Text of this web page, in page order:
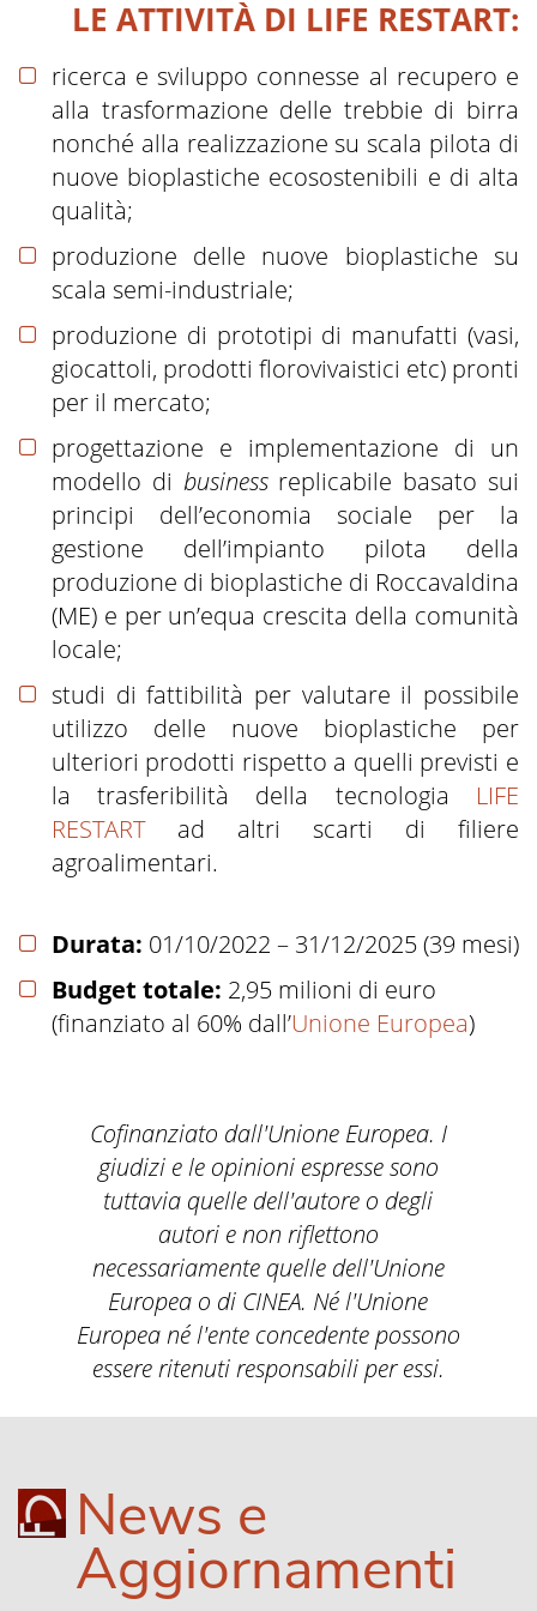
LE ATTIVITÀ DI LIFE RESTART:
ricerca e sviluppo connesse al recupero e
alla trasformazione delle trebbie di birra
nonché alla realizzazione su scala pilota di
nuove bioplastiche ecosostenibili e di alta
qualità;
produzione delle nuove bioplastiche su
scala semi-industriale;
produzione di prototipi di manufatti (vasi,
giocattoli, prodotti florovivaistici etc) pronti
per il mercato;
progettazione e implementazione di un
modello di businessreplicabile basato sui
principi dell’economia sociale per la
gestione dell’impianto pilota della
produzione di bioplastiche di Roccavaldina
(ME) e per un’equa crescita della comunità
locale;
studi di fattibilità per valutare il possibile
utilizzo delle nuove bioplastiche per
ulteriori prodotti rispetto a quelli previsti e
la trasferibilità della tecnologia LIFE
RESTARTad altri scarti di filiere
agroalimentari.
Durata: 01/10/2022 – 31/12/2025 (39 mesi)
Budget totale: 2,95 milioni di euro
(finanziato al 60% dall’Unione Europea)
Cofinanziato dall'Unione Europea. I
giudizi e le opinioni espresse sono
tuttavia quelle dell'autore o degli
autori e non riflettono
necessariamente quelle dell'Unione
Europea o di CINEA. Né l'Unione
Europea né l'ente concedente possono
essere ritenuti responsabili per essi.
News e
Aggiornamenti